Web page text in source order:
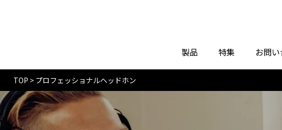
製品 特集 お問
TOP > プロフェッショナルヘッドホン